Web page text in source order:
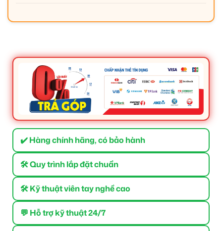
✔️ Hàng chính hãng, có bảo hành
🛠 Quy trình lắp đặt chuẩn
🛠 Kỹ thuật viên tay nghề cao
💬 Hỗ trợ kỹ thuật 24/7